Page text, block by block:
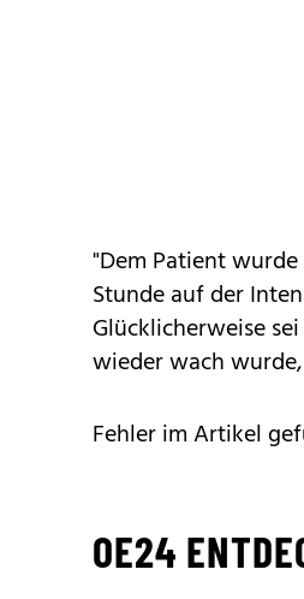
"Dem Patient
Stunde auf der
Glücklicherweise
wieder wach
Fehler im Artikel
OE24